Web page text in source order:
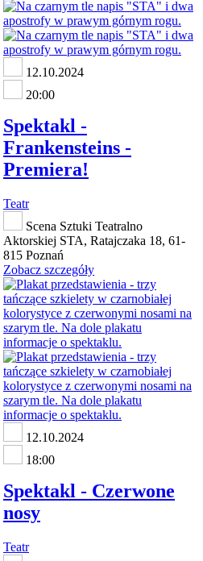
12.10.2024
20:00
Spektakl -
Frankensteins -
Premiera!
Teatr
Scena Sztuki Teatralno
Aktorskiej STA, Ratajczaka 18, 61-
815 Poznań
Zobacz szczegóły
12.10.2024
18:00
Spektakl - Czerwone
nosy
Teatr